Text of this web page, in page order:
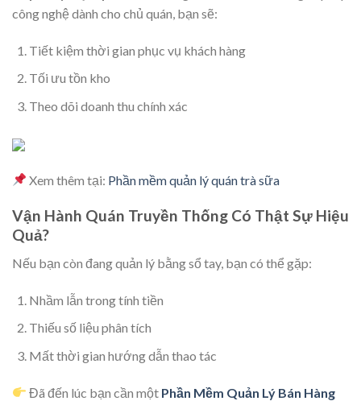
công nghệ dành cho chủ quán, bạn sẽ:
Tiết kiệm thời gian phục vụ khách hàng
Tối ưu tồn kho
Theo dõi doanh thu chính xác
Xem thêm tại: Phần mềm quản lý quán trà sữa
Vận Hành Quán Truyền Thống Có Thật Sự Hiệu
Quả?
Nếu bạn còn đang quản lý bằng sổ tay, bạn có thể gặp:
Nhầm lẫn trong tính tiền
Thiếu số liệu phân tích
Mất thời gian hướng dẫn thao tác
Đã đến lúc bạn cần một Phần Mềm Quản Lý Bán Hàng